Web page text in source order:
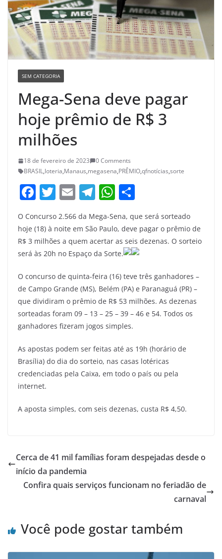
SEM CATEGORIA
Mega-Sena deve pagar
hoje prêmio de R$ 3
milhões
18 de fevereiro de 2023
0 Comments
BRASIL,loteria,Manaus,megasena,PRÊMIO,qfnotícias,sorte
F
c
e
b
o
o
k
T
itt
er
E
m
ai
l
T
e
gr
a
m
W
at
s
A
p
p
ar
e
O Concurso 2.566 da Mega-Sena, que será sorteado
hoje (18) à noite em São Paulo, deve pagar o prêmio de
R$ 3 milhões a quem acertar as seis dezenas. O sorteio
será às 20h no Espaço da Sorte.
O concurso de quinta-feira (16) teve três ganhadores –
de Campo Grande (MS), Belém (PA) e Paranaguá (PR) –
que dividiram o prêmio de R$ 53 milhões. As dezenas
sorteadas foram 09 – 13 – 25 – 39 – 46 e 54. Todos os
ganhadores fizeram jogos simples.
As apostas podem ser feitas até as 19h (horário de
Brasília) do dia do sorteio, nas casas lotéricas
credenciadas pela Caixa, em todo o país ou pela
internet.
A aposta simples, com seis dezenas, custa R$ 4,50.
Cerca de 41 mil famílias foram despejadas desde o
início da pandemia
Confira quais serviços funcionam no feriadão de
carnaval
Você pode gostar também